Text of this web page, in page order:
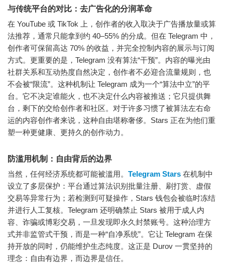
与传统平台的对比：去广告化的分润革命
在 YouTube 或 TikTok 上，创作者的收入取决于广告播放量或算
法推荐，通常只能拿到约 40–55% 的分成。但在 Telegram 中，
创作者可保留高达 70% 的收益，并完全控制内容的展示与订阅
方式。更重要的是，Telegram 没有算法“干预”。内容的曝光由
社群关系和互动热度自然决定，创作者不必迎合流量规则，也
不会被“限流”。这种机制让 Telegram 成为一个“算法中立”的平
台。它不决定谁能火，也不决定什么内容被推送；它只提供舞
台，剩下的交给创作者和社区。对于许多习惯了被算法左右命
运的内容创作者来说，这种自由堪称奢侈。Stars 正在为他们重
塑一种更健康、更持久的创作动力。
防滥用机制：自由背后的边界
当然，任何经济系统都可能被滥用。 Telegram Stars 在机制中
设立了多层保护：平台通过算法识别批量注册、刷打赏、虚假
交易等异常行为；若检测到可疑操作，Stars 钱包会被临时冻结
并进行人工复核。Telegram 还明确禁止 Stars 被用于成人内
容、诈骗或博彩交易，一旦发现即永久封禁账号。这种治理方
式并非监管式干预，而是一种“自净系统”。它让 Telegram 在保
持开放的同时，仍能维护生态纯度。这正是 Durov 一贯坚持的
理念： 自由有边界，而边界是信任。